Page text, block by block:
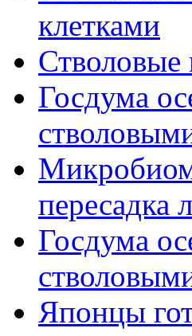
клетками
Стволовые
Госдума
пересадка
Госдума
Японцы